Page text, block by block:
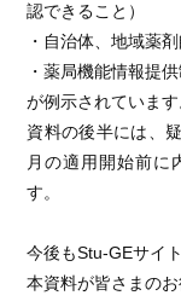
認できること）
・自治体、地域薬
・薬局機能情報提
が例示されています
資料の後半には、
月の適用開始前に
す。
今後もStu-GEサイ
本資料が皆さまの